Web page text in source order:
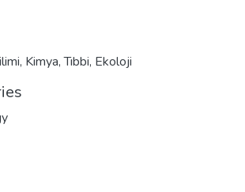
, Kimya,Tıbbi, Ekoloji